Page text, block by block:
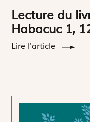
Lecture du
Habacuc 1,
Lire l'article